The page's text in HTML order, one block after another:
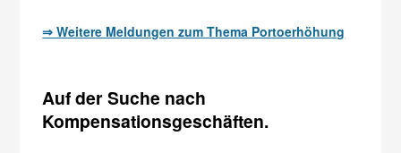
⇒ Weitere Meldungen zum Thema Portoerhöhung
Auf der Suche nach
Kompensationsgeschäften.